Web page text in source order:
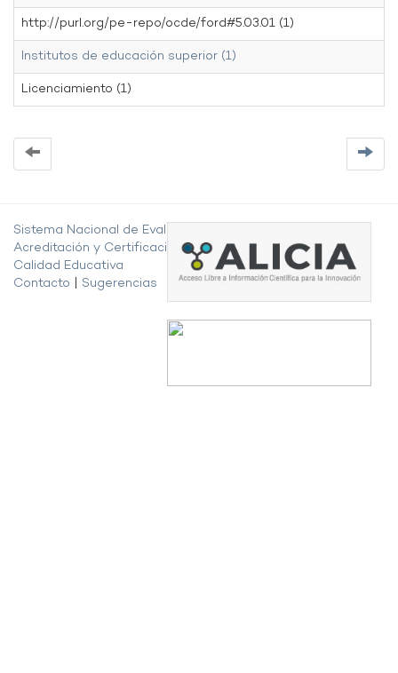
http://purl.org/pe-repo/ocde/ford#5.03.01 (1)
Institutos de educación superior (1)
Licenciamiento (1)
Sistema Nacional de Evaluación,
Acreditación y Certificación de la
Calidad Educativa
Contacto
Sugerencias